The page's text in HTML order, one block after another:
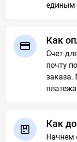
единым
Как
Счет
почту
Как
Начнем